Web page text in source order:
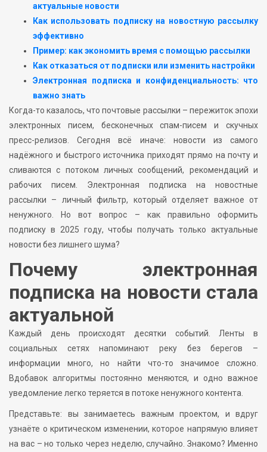
актуальные новости
Как использовать подписку на новостную рассылку
эффективно
Пример: как экономить время с помощью рассылки
Как отказаться от подписки или изменить настройки
Электронная подписка и конфиденциальность: что
важно знать
Когда-то казалось, что почтовые рассылки – пережиток эпохи
электронных писем, бесконечных спам-писем и скучных
пресс-релизов. Сегодня всё иначе: новости из самого
надёжного и быстрого источника приходят прямо на почту и
сливаются с потоком личных сообщений, рекомендаций и
рабочих писем. Электронная подписка на новостные
рассылки – личный фильтр, который отделяет важное от
ненужного. Но вот вопрос – как правильно оформить
подписку в 2025 году, чтобы получать только актуальные
новости без лишнего шума?
Почему электронная
подписка на новости стала
актуальной
Каждый день происходят десятки событий. Ленты в
социальных сетях напоминают реку без берегов –
информации много, но найти что-то значимое сложно.
Вдобавок алгоритмы постоянно меняются, и одно важное
уведомление легко теряется в потоке ненужного контента.
Представьте: вы занимаетесь важным проектом, и вдруг
узнаёте о критическом изменении, которое напрямую влияет
на вас – но только через неделю, случайно. Знакомо? Именно